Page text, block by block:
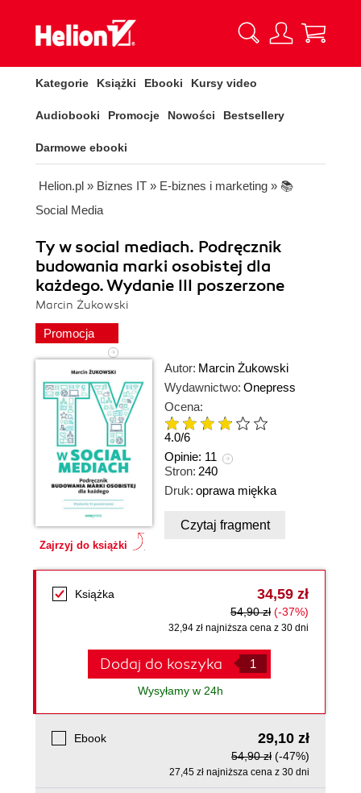
Kategorie Książki Ebooki Kursy video
Audiobooki Promocje Nowości Bestsellery
Darmowe ebooki
Helion.pl » Biznes IT » E-biznes i marketing » 📚
Social Media
Ty w social mediach. Podręcznik
budowania marki osobistej dla
każdego. Wydanie III poszerzone
Marcin Żukowski
Promocja
Zajrzyj do książki
Autor: Marcin Żukowski
Wydawnictwo: Onepress
Ocena:
4.0/6
Opinie: 11
Stron: 240
Druk: oprawa miękka
Czytaj fragment
Książka 34,59 zł
54,90 zł (-37%)
32,94 zł najniższa cena z 30 dni
Dodaj do koszyka
Wysyłamy w 24h
Ebook 29,10 zł
54,90 zł (-47%)
27,45 zł najniższa cena z 30 dni